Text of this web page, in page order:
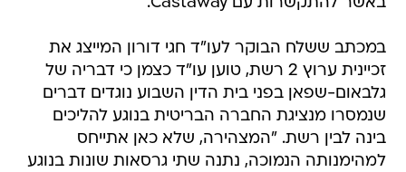
במכתב ששלח הבוקר לעו"ד חגי דורון המייצג את
זכיינית ערוץ 2 רשת, טוען עו"ד כצמן כי דבריה של
גלבאום-שפאן בפני בית הדין השבוע נוגדים דברים
שנמסרו מנציגת החברה הבריטית בנוגע להליכים
בינה לבין רשת. "המצהירה, שלא כאן אתייחס
למהימנותה הנמוכה, נתנה שתי גרסאות שונות בנוגע